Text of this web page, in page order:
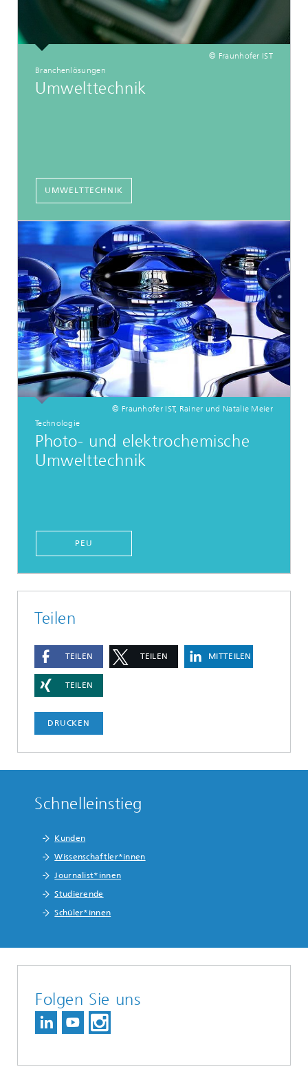
© Fraunhofer IST
Branchenlösungen
Umwelttechnik
UMWELTTECHNIK
© Fraunhofer IST, Rainer und Natalie Meier
Technologie
Photo- und elektrochemische
Umwelttechnik
PEU
Teilen
TEILEN TEILEN MITTEILEN
TEILEN
DRUCKEN
Schnelleinstieg
Kunden
Wissenschaftler*innen
Journalist*innen
Studierende
Schüler*innen
Folgen Sie uns